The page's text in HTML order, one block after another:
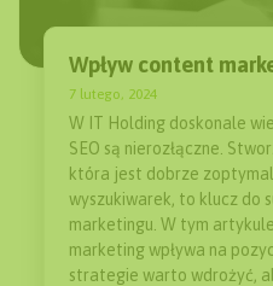
Wpływ content
7 lutego, 2024
W IT Holding doskonale
SEO są nierozłączne.
która jest dobrze
wyszukiwarek, to klucz do
marketingu. W tym
marketing wpływa na
strategie warto wdrożyć,